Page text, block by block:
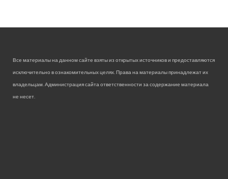
Все материалы на данном сайте взяты из открытых источников и предоставляются
исключительно в ознакомительных целях. Права на материалы принадлежат их
владельцам. Администрация сайта ответственности за содержание материала
не несет.